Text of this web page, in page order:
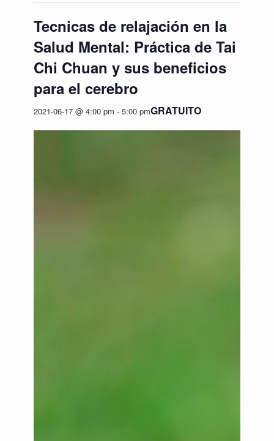
Tecnicas de relajación en la
Salud Mental: Práctica de Tai
Chi Chuan y sus beneficios
para el cerebro
2021-06-17 @ 4:00 pm - 5:00 pmGRATUITO